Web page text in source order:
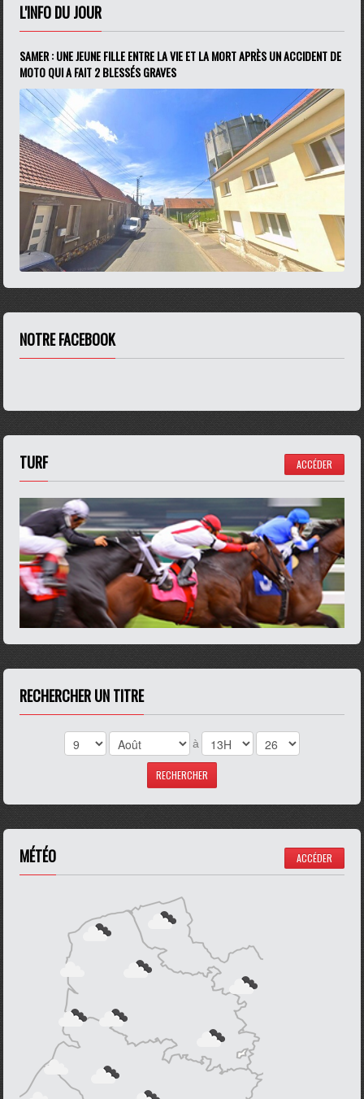
L'INFO DU JOUR
SAMER : UNE JEUNE FILLE ENTRE LA VIE ET LA MORT APRÈS UN ACCIDENT DE
MOTO QUI A FAIT 2 BLESSÉS GRAVES
NOTRE FACEBOOK
TURF ACCÉDER
RECHERCHER UN TITRE
à
MÉTÉO ACCÉDER